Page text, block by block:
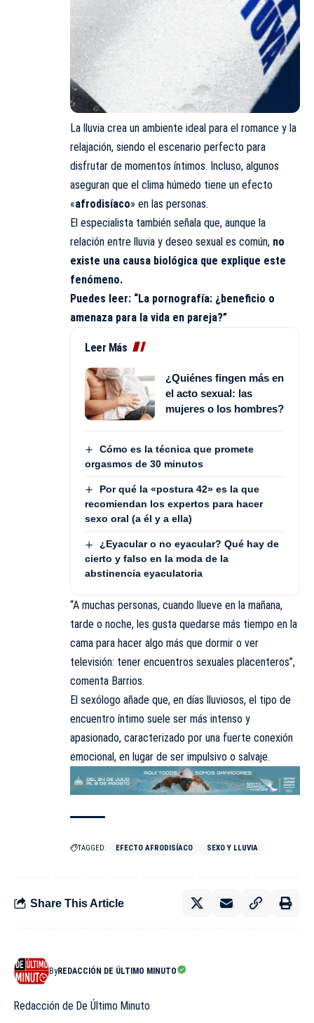
La lluvia crea un ambiente ideal para el romance y la
relajación, siendo el escenario perfecto para
disfrutar de momentos íntimos. Incluso, algunos
aseguran que el clima húmedo tiene un efecto
«afrodisíaco» en las personas.
El especialista también señala que, aunque la
relación entre lluvia y deseo sexual es común, no
existe una causa biológica que explique este
fenómeno.
Puedes leer: “La pornografía: ¿beneficio o
amenaza para la vida en pareja?”
Leer Más
¿Quiénes fingen más en
el acto sexual: las
mujeres o los hombres?
Cómo es la técnica que promete
orgasmos de 30 minutos
Por qué la «postura 42» es la que
recomiendan los expertos para hacer
sexo oral (a él y a ella)
¿Eyacular o no eyacular? Qué hay de
cierto y falso en la moda de la
abstinencia eyaculatoria
“A muchas personas, cuando llueve en la mañana,
tarde o noche, les gusta quedarse más tiempo en la
cama para hacer algo más que dormir o ver
televisión: tener encuentros sexuales placenteros”,
comenta Barrios.
El sexólogo añade que, en días lluviosos, el tipo de
encuentro íntimo suele ser más intenso y
apasionado, caracterizado por una fuerte conexión
emocional, en lugar de ser impulsivo o salvaje.
TAGGED: EFECTO AFRODISÍACO SEXO Y LLUVIA
Share This Article
ByREDACCIÓN DE ÚLTIMO MINUTO
Redacción de De Último Minuto